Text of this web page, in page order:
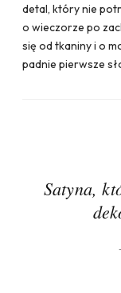
detal, który nie
o wieczorze po
się od tkaniny i o
padnie pierwsze
Satyna,